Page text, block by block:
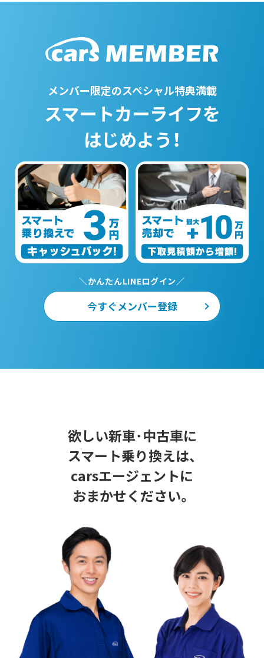
メンバー限定のスペシャル特典満載
スマートカーライフを
はじめよう！
＼かんたんLINEログイン／
今すぐメンバー登録
欲しい新車･中古車に
スマート乗り換えは、
carsエージェントに
おまかせください。